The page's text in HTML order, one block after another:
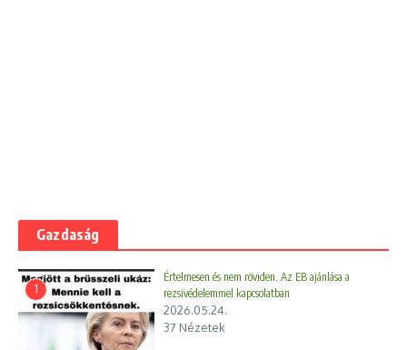
Gazdaság
1
Értelmesen és nem röviden. Az EB ajánlása a
rezsivédelemmel kapcsolatban
2026.05.24.
37 Nézetek